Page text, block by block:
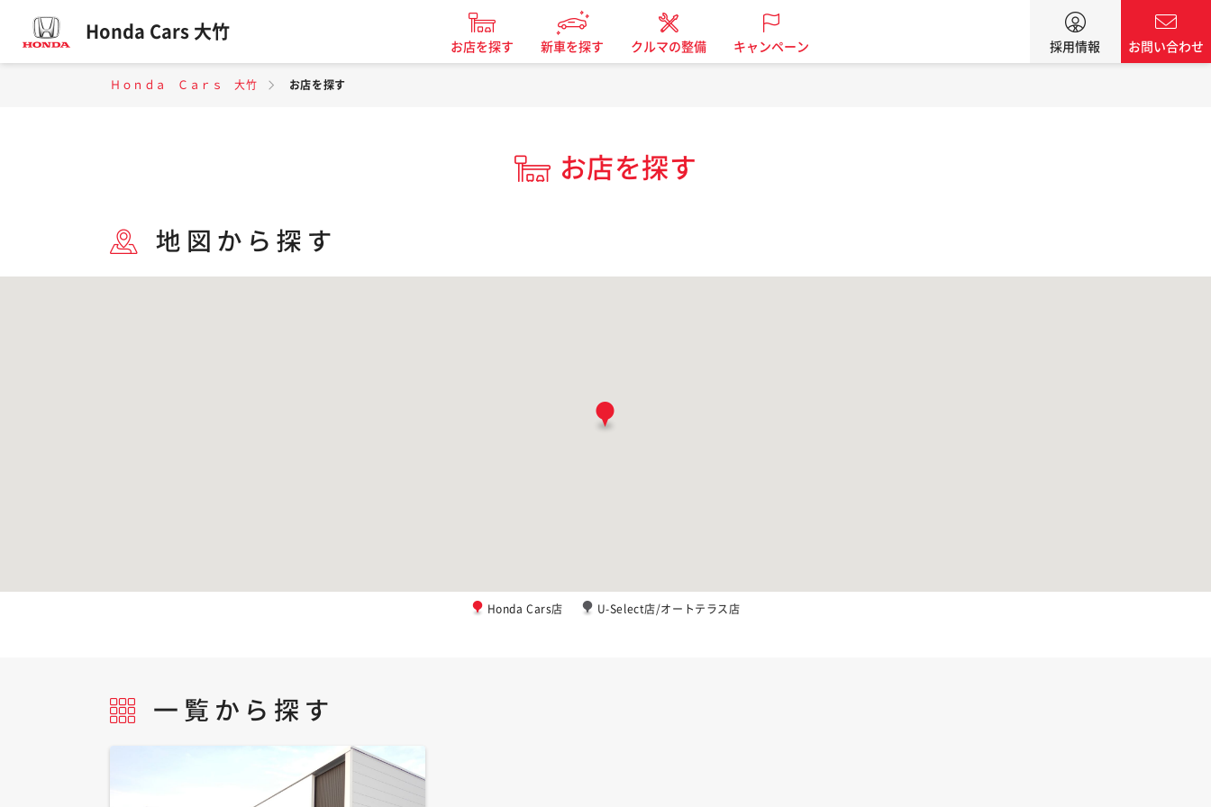
Honda Cars 大竹
お店を探す 新車を探す クルマの整備 キャンペーン 採用情報 お問い合わせ
Ｈｏｎｄａ Ｃａｒｓ 大竹 お店を探す
お店を探す
Honda Cars店 U-Select店/オートテラス店